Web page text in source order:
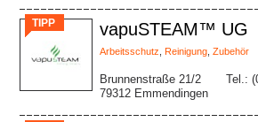
TIPP vapuSTEAM™ UG
Arbeitsschutz Reinigung Zubehör
Brunnenstraße 21/2
79312 Emmendingen
Tel.: